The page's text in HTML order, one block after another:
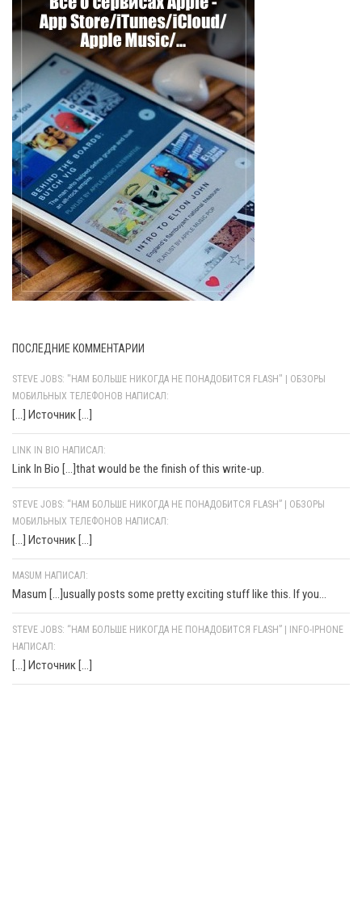
ПОСЛЕДНИЕ КОММЕНТАРИИ
STEVE JOBS: "НАМ БОЛЬШЕ НИКОГДА НЕ ПОНАДОБИТСЯ FLASH" | ОБЗОРЫ
МОБИЛЬНЫХ ТЕЛЕФОНОВ НАПИСАЛ:
[…] Источник […]
LINK IN BIO НАПИСАЛ:
Link In Bio [...]that would be the finish of this write-up.
STEVE JOBS: “НАМ БОЛЬШЕ НИКОГДА НЕ ПОНАДОБИТСЯ FLASH” | ОБЗОРЫ
МОБИЛЬНЫХ ТЕЛЕФОНОВ НАПИСАЛ:
[…] Источник […]
MASUM НАПИСАЛ:
Masum [...]usually posts some pretty exciting stuff like this. If you...
STEVE JOBS: “НАМ БОЛЬШЕ НИКОГДА НЕ ПОНАДОБИТСЯ FLASH” | INFO-IPHONE
НАПИСАЛ:
[…] Источник […]